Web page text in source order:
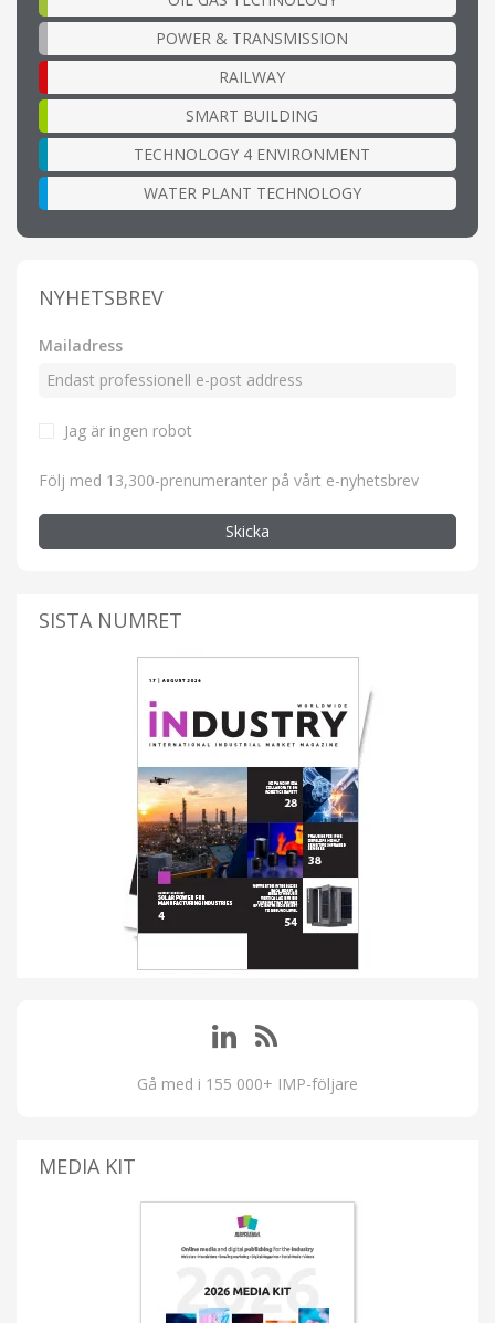
POWER & TRANSMISSION
RAILWAY
SMART BUILDING
TECHNOLOGY 4 ENVIRONMENT
WATER PLANT TECHNOLOGY
NYHETSBREV
Mailadress
Jag är ingen robot
Följ med 13,300-prenumeranter på vårt e-nyhetsbrev
Skicka
SISTA NUMRET
Gå med i 155 000+ IMP-följare
MEDIA KIT